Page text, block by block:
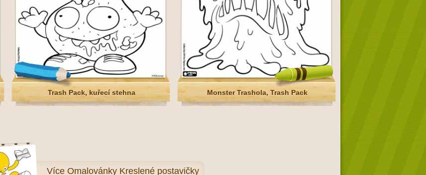
Trash Pack, kuřecí stehna Monster Trashola, Trash Pack
Více Omalovánky Kreslené postavičky